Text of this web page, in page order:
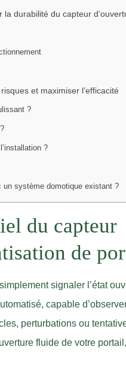
durabilité du capteur
et maximiser l’efficacité
?
?
un système domotique existant ?
du capteur
de
signaler l’état
capable
perturbations ou
fluide de votre